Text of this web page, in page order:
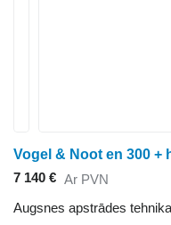
Vogel & Noot en 300 +
7 140 € Ar PVN
Augsnes apstrādes